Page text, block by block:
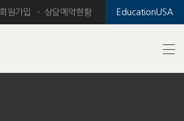
EducationUSA
회원가입 상담예약현황